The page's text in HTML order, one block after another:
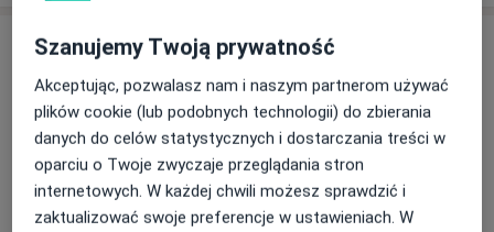
Adresy (2)
Adres 1 Adres 2
Dermedica Tarnowo Podgórne
Ks. Z. Sasa 4/11, 62-080 Tarnowo Podgórne
Szanujemy Twoją prywatność
Akceptując, pozwalasz nam i naszym partnerom używać
plików cookie (lub podobnych technologii) do zbierania
danych do celów statystycznych i dostarczania treści w
oparciu o Twoje zwyczaje przeglądania stron
internetowych. W każdej chwili możesz sprawdzić i
zaktualizować swoje preferencje w ustawieniach. W